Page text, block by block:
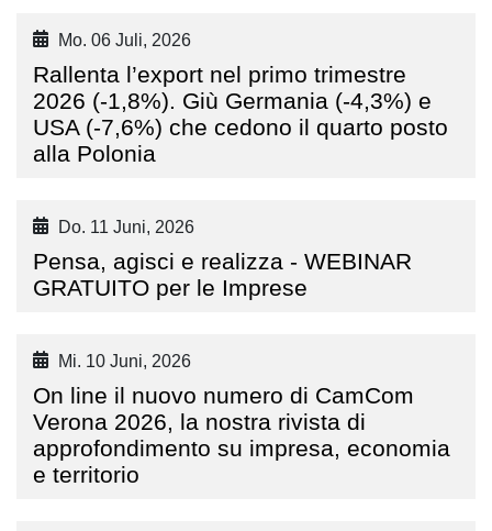
Mo. 06 Juli, 2026
Rallenta l’export nel primo trimestre
2026 (-1,8%). Giù Germania (-4,3%) e
USA (-7,6%) che cedono il quarto posto
alla Polonia
Do. 11 Juni, 2026
Pensa, agisci e realizza - WEBINAR
GRATUITO per le Imprese
Mi. 10 Juni, 2026
On line il nuovo numero di CamCom
Verona 2026, la nostra rivista di
approfondimento su impresa, economia
e territorio